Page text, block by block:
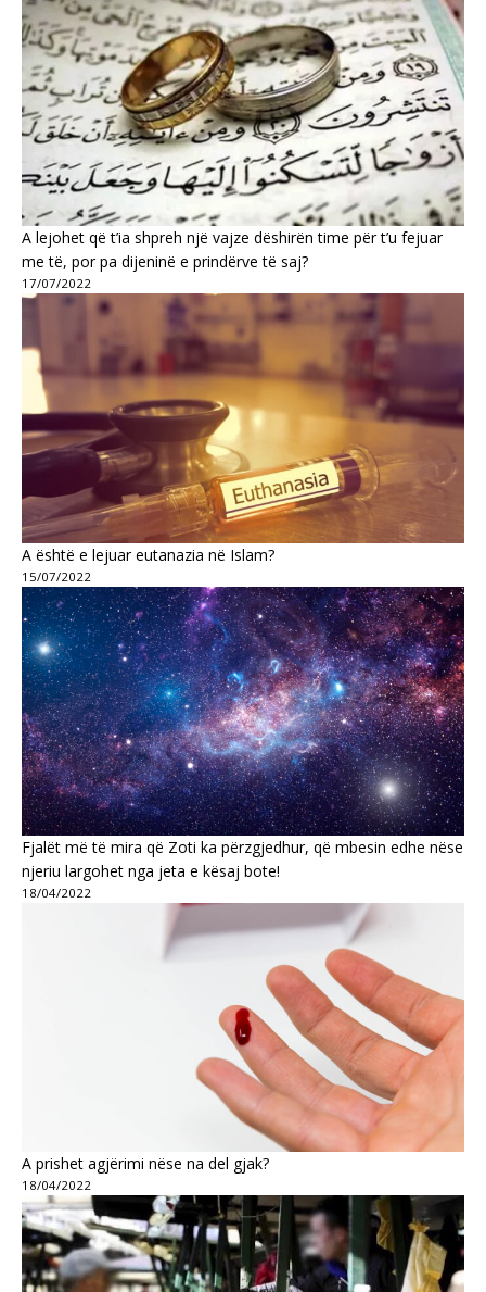
A lejohet që t’ia shpreh një vajze dëshirën time për t’u fejuar
me të, por pa dijeninë e prindërve të saj?
17/07/2022
A është e lejuar eutanazia në Islam?
15/07/2022
Fjalët më të mira që Zoti ka përzgjedhur, që mbesin edhe nëse
njeriu largohet nga jeta e kësaj bote!
18/04/2022
A prishet agjërimi nëse na del gjak?
18/04/2022